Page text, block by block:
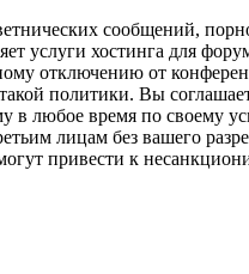
сообщений,
услуги хостинга для
отключению от
политики. Вы
в любое время по своему
лицам без вашего
привести к